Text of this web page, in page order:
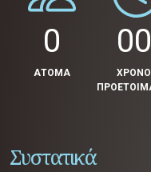
0
ΑΤΟΜΑ
Συστατικά